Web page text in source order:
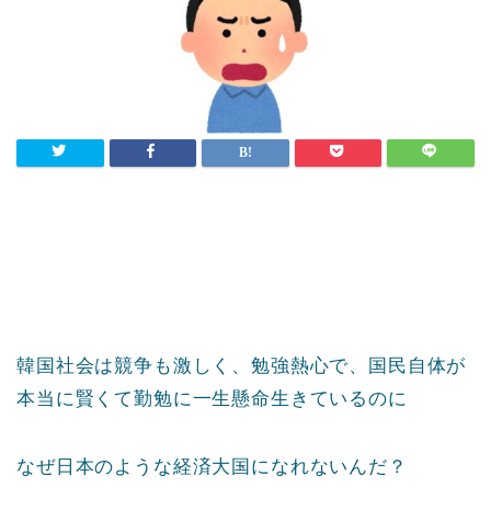
韓国社会は競争も激しく、勉強熱心で、国民自体が
本当に賢くて勤勉に一生懸命生きているのに
なぜ日本のような経済大国になれないんだ？